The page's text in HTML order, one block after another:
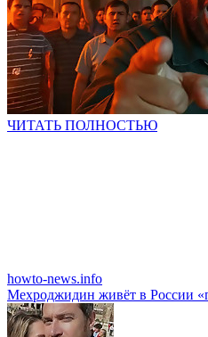
ЧИТАТЬ ПОЛНОСТЬЮ
howto-news.info
Мехроджидин живёт в России